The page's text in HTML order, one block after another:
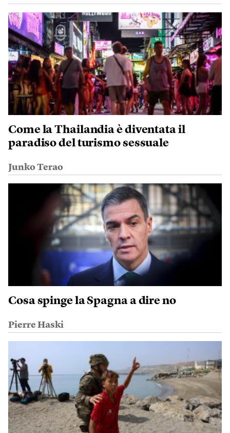
Come la Thailandia è diventata il
paradiso del turismo sessuale
Junko Terao
Cosa spinge la Spagna a dire no
Pierre Haski